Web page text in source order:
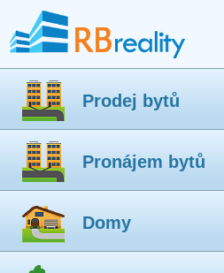
Prodej bytů
Pronájem bytů
Domy